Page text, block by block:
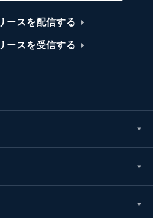
ースを配信する
ースを受信する